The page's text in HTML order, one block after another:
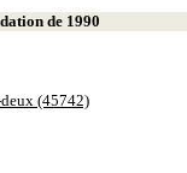
de 1990
(45742)